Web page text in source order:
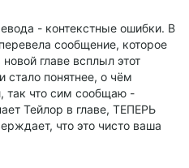
- контекстные ошибки. В
сообщение, которое
главе всплыл этот
стало понятнее, о чём
так что сим сообщаю -
Тейлор в главе, ТЕПЕРЬ
что это чисто ваша